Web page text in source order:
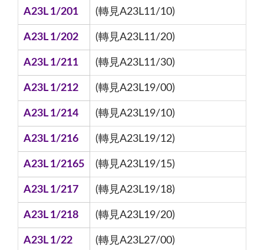
A23L 1/201 (轉見A23L11/10)
A23L 1/202 (轉見A23L11/20)
A23L 1/211 (轉見A23L11/30)
A23L 1/212 (轉見A23L19/00)
A23L 1/214 (轉見A23L19/10)
A23L 1/216 (轉見A23L19/12)
A23L 1/2165 (轉見A23L19/15)
A23L 1/217 (轉見A23L19/18)
A23L 1/218 (轉見A23L19/20)
A23L 1/22 (轉見A23L27/00)